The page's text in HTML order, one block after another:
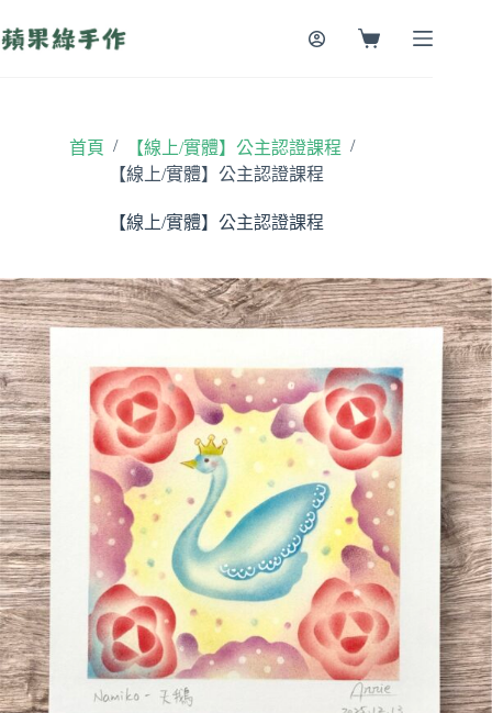
至
購
首頁 / 【線上/實體】公主認證課程 /
【線上/實體】公主認證課程
【線上/實體】公主認證課程